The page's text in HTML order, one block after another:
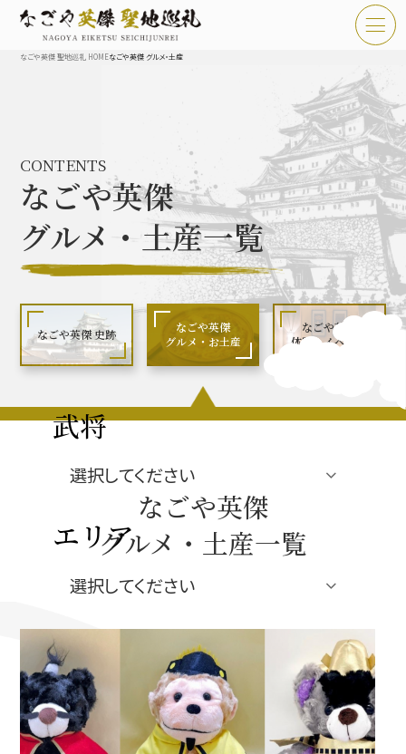
なごや英傑 聖地巡礼とは
なごや英傑 史跡 一覧
なごや英傑 グルメ・土産 一覧
なごや英傑 体験・イベント
豊臣秀長と名古屋の関係
秀長グルメ・土産一覧
名古屋＜秀長＞観光モデルコース
豊臣秀吉と名古屋の関係
秀吉関連 史跡 一覧
秀吉グルメ・土産 一覧
なごや英傑 聖地巡礼 HOMEなごや英傑 グルメ・土産
CONTENTS
なごや英傑
グルメ・土産一覧
なごや英傑 史跡
なごや英傑
グルメ・お土産
なごや英傑
体験・イベント
武将
エリア
ジャンル
なごや英傑
グルメ・土産一覧